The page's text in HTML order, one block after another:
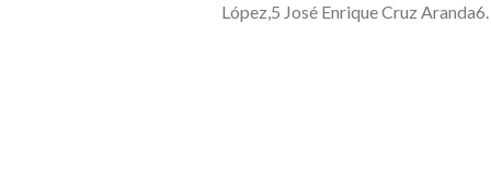
López,5 José Enrique Cruz